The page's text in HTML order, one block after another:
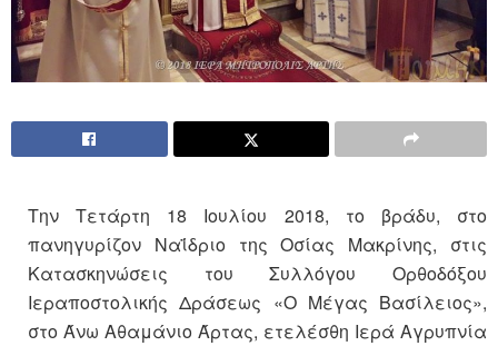
Την Τετάρτη 18 Ιουλίου 2018, το βράδυ, στο
πανηγυρίζον Ναΐδριο της Οσίας Μακρίνης, στις
Κατασκηνώσεις του Συλλόγου Ορθοδόξου
Ιεραποστολικής Δράσεως «Ο Μέγας Βασίλειος»,
στο Άνω Αθαμάνιο Άρτας, ετελέσθη Ιερά Αγρυπνία